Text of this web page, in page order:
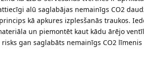
alū saglabājas nemainīgs CO2
kā apkures izplesšanās traukos.
un piemontēt kaut kādu ārējo
gan saglabāts nemainīgs CO2